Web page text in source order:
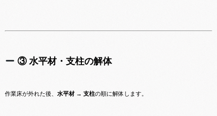
③ 水平材・支柱の解体
作業床が外れた後、 水平材 → 支柱の順に解体します。